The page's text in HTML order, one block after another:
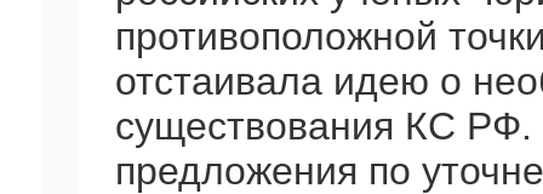
противоположной
отстаивала идею о
существования КС
предложения по